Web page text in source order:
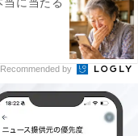
当に当たる
Recommended by